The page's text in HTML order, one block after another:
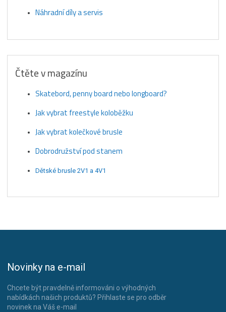
Náhradní díly a servis
Čtěte v magazínu
Skatebord, penny board nebo longboard?
Jak vybrat freestyle koloběžku
Jak vybrat kolečkové brusle
Dobrodružství pod stanem
Dětské brusle 2V1 a 4V1
Novinky na e-mail
Chcete být pravdelně informováni o výhodných
nabídkách našich produktů? Přihlaste se pro odběr
novinek na Váš e-mail